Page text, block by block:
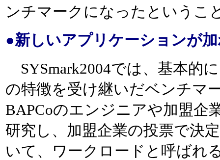
ンチマークになったというこ
●新しいアプリケーションが
SYSmark2004では、基本的
の特徴を受け継いだベンチマ
BAPCoのエンジニアや加盟企
研究し、加盟企業の投票で決
いて、ワークロードと呼ばれ